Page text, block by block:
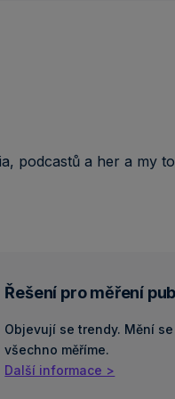
podcastů a her a my
Řešení pro měření
Objevují se trendy. Mění
všechno měříme.
Další informace >